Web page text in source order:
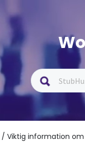
/ Viktig information